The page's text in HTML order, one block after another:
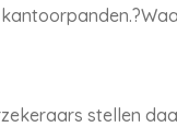
stellen